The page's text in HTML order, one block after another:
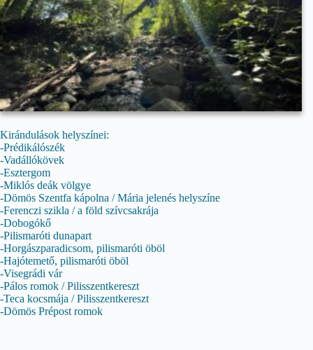
Kirándulások helyszínei:
-Prédikálószék
-Vadállókövek
-Esztergom
-Miklós deák völgye
-Dömös Szentfa kápolna / Mária jelenés helyszíne
-Ferenczi szikla / a föld szívcsakrája
-Dobogókő
-Pilismaróti dunapart
-Horgászparadicsom, pilismaróti öböl
-Hajótemető, pilismaróti öböl
-Visegrádi vár
-Pálos romok / Pilisszentkereszt
-Teca kocsmája / Pilisszentkereszt
-Dömös Prépost romok